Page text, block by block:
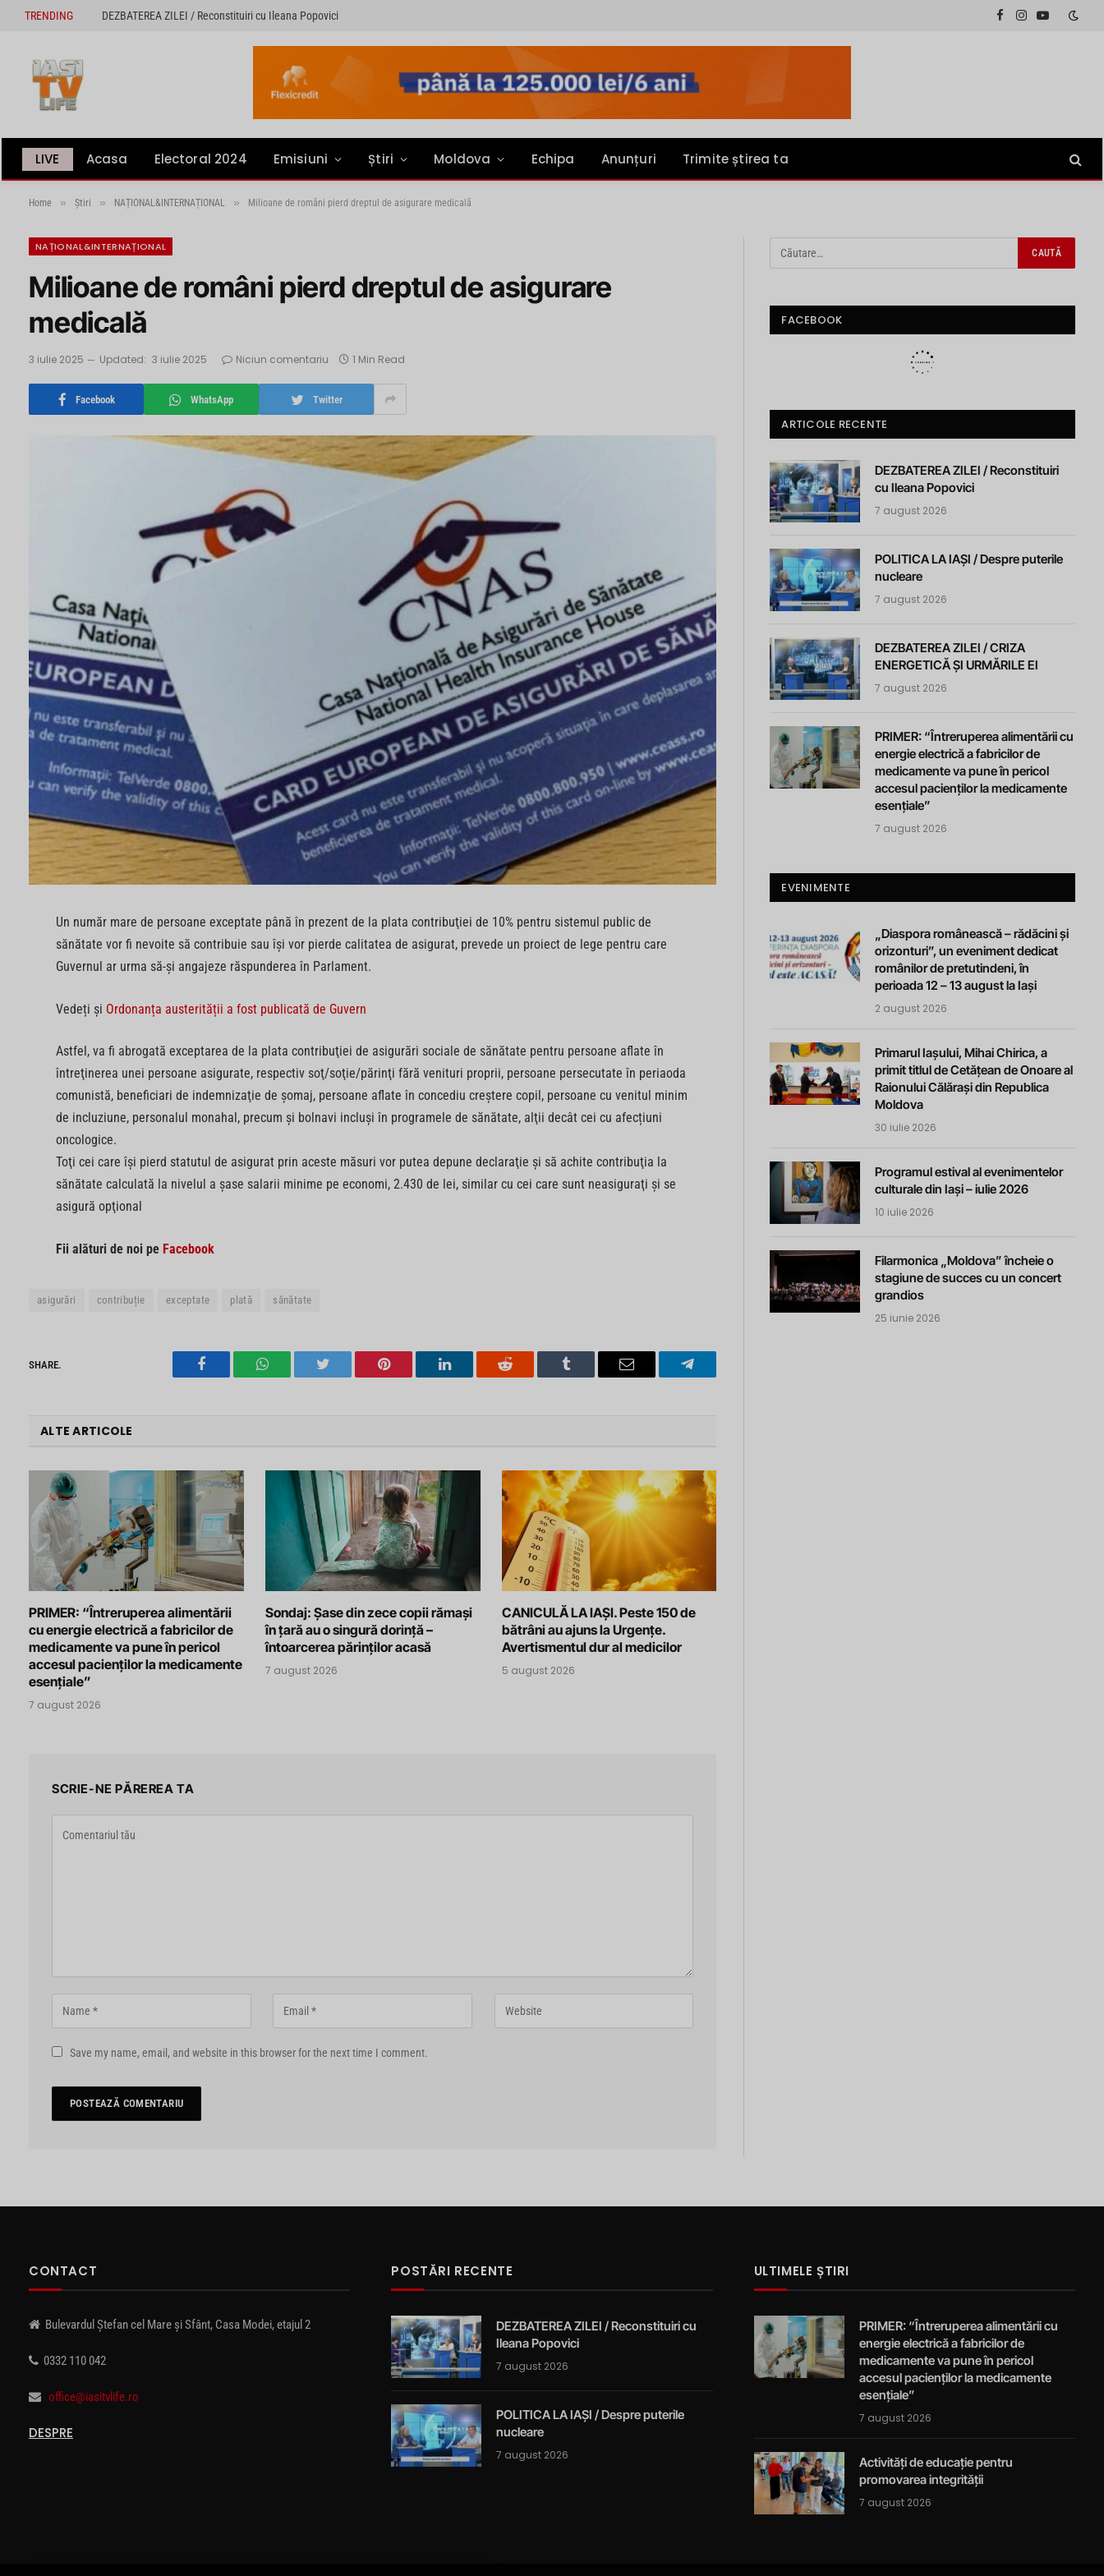
TRENDING DEZBATEREA ZILEI / Reconstituiri cu Ileana Popovici
Facebook
InstagramYouTube
LIVE Acasa Electoral 2024 Emisiuni Știri Moldova Echipa Anunțuri Trimite știrea ta
Home » Știri » NAȚIONAL&INTERNAȚIONAL » Milioane de români pierd dreptul de asigurare medicală
NAȚIONAL&INTERNAȚIONAL
Milioane de români pierd dreptul de asigurare
medicală
3 iulie 2025 Updated: 3 iulie 2025 Niciun comentariu 1 Min Read
Facebook WhatsApp Twitter
Un număr mare de persoane exceptate până în prezent de la plata contribuţiei de 10% pentru sistemul public de
sănătate vor fi nevoite să contribuie sau își vor pierde calitatea de asigurat, prevede un proiect de lege pentru care
Guvernul ar urma să-şi angajeze răspunderea în Parlament.
Vedeți și Ordonanța austerității a fost publicată de Guvern
Astfel, va fi abrogată exceptarea de la plata contribuţiei de asigurări sociale de sănătate pentru persoane aflate în
întreţinerea unei persoane asigurate, respectiv soţ/soţie/părinţi fără venituri proprii, persoane persecutate în periaoda
comunistă, beneficiari de indemnizaţie de şomaj, persoane aflate în concediu creştere copil, persoane cu venitul minim
de incluziune, personalul monahal, precum şi bolnavi incluşi în programele de sănătate, alţii decât cei cu afecțiuni
oncologice.
Toţi cei care îşi pierd statutul de asigurat prin aceste măsuri vor putea depune declaraţie şi să achite contribuţia la
sănătate calculată la nivelul a şase salarii minime pe economi, 2.430 de lei, similar cu cei care sunt neasiguraţi şi se
asigură opţional
Fii alături de noi pe Facebook
asigurări contribuție exceptate plată sănătate
SHARE.
Facebook WhatsAppTwitter Pinterest LinkedIn Reddit Tumblr Email Telegram
ALTE ARTICOLE
PRIMER: “Întreruperea alimentării
cu energie electrică a fabricilor de
medicamente va pune în pericol
accesul pacienților la medicamente
esențiale”
7 august 2026
Sondaj: Șase din zece copii rămași
în țară au o singură dorință –
întoarcerea părinților acasă
7 august 2026
CANICULĂ LA IAȘI. Peste 150 de
bătrâni au ajuns la Urgențe.
Avertismentul dur al medicilor
5 august 2026
SCRIE-NE PĂREREA TA
Save my name, email, and website in this browser for the next time I comment.
FACEBOOK
ARTICOLE RECENTE
DEZBATEREA ZILEI / Reconstituiri
cu Ileana Popovici
7 august 2026
POLITICA LA IAȘI / Despre puterile
nucleare
7 august 2026
DEZBATEREA ZILEI / CRIZA
ENERGETICĂ ȘI URMĂRILE EI
7 august 2026
PRIMER: “Întreruperea alimentării cu
energie electrică a fabricilor de
medicamente va pune în pericol
accesul pacienților la medicamente
esențiale”
7 august 2026
EVENIMENTE
„Diaspora românească – rădăcini și
orizonturi”, un eveniment dedicat
românilor de pretutindeni, în
perioada 12 – 13 august la Iași
2 august 2026
Primarul Iașului, Mihai Chirica, a
primit titlul de Cetățean de Onoare al
Raionului Călărași din Republica
Moldova
30 iulie 2026
Programul estival al evenimentelor
culturale din Iași – iulie 2026
10 iulie 2026
Filarmonica „Moldova” încheie o
stagiune de succes cu un concert
grandios
25 iunie 2026
CONTACT
Bulevardul Ștefan cel Mare și Sfânt, Casa Modei, etajul 2
0332 110 042
office@iasitvlife.ro
DESPRE
POSTĂRI RECENTE
DEZBATEREA ZILEI / Reconstituiri cu
Ileana Popovici
7 august 2026
POLITICA LA IAȘI / Despre puterile
nucleare
7 august 2026
ULTIMELE ȘTIRI
PRIMER: “Întreruperea alimentării cu
energie electrică a fabricilor de
medicamente va pune în pericol
accesul pacienților la medicamente
esențiale”
7 august 2026
Activități de educație pentru
promovarea integrității
7 august 2026